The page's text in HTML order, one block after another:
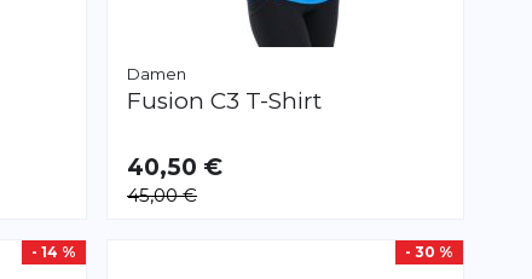
Damen
Fusion C3 T-Shirt
VERFÜGBAR
XSSMLXL
40,50 €
45,00 €
- 14 % - 30 %